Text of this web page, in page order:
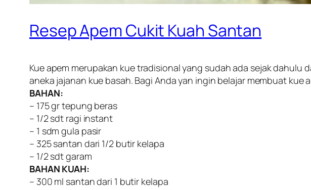
Resep Apem Cukit Kuah Santan
Kue apem merupakan kue tradisional yang sudah ada sejak dahulu
aneka jajanan kue basah. Bagi Anda yan ingin belajar membuat kue
BAHAN:
– 175 gr tepung beras
– 1/2 sdt ragi instant
– 1 sdm gula pasir
– 325 santan dari 1/2 butir kelapa
– 1/2 sdt garam
BAHAN KUAH:
– 300 ml santan dari 1 butir kelapa